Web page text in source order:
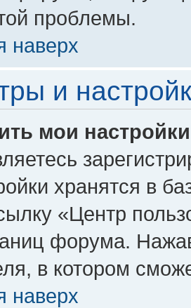
проблемы.
наверх
и
мои
хранятся в
«Центр
форума.
в котором
наверх